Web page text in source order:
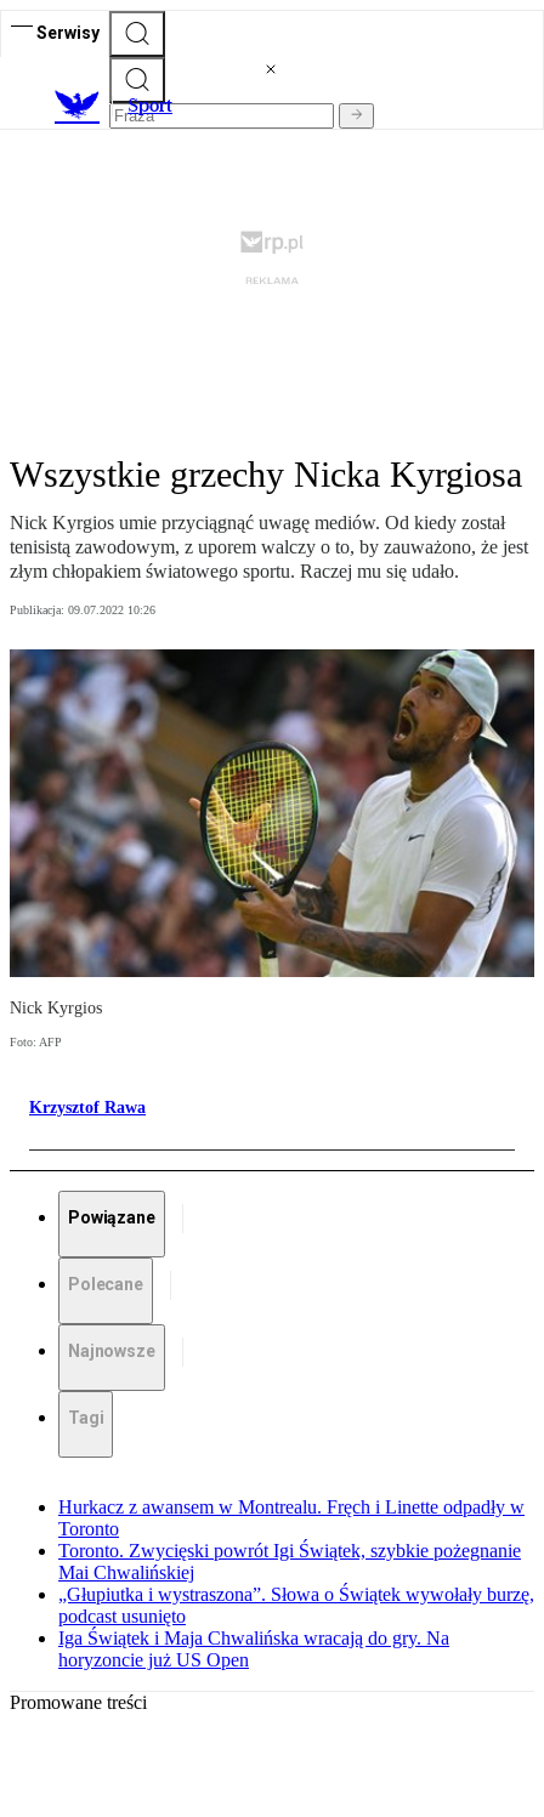
Serwisy
Sport
Wszystkie grzechy Nicka Kyrgiosa
Nick Kyrgios umie przyciągnąć uwagę mediów. Od kiedy został
tenisistą zawodowym, z uporem walczy o to, by zauważono, że jest
złym chłopakiem światowego sportu. Raczej mu się udało.
Publikacja: 09.07.2022 10:26
Nick Kyrgios
Foto: AFP
Krzysztof Rawa
Powiązane
Polecane
Najnowsze
Tagi
Hurkacz z awansem w Montrealu. Fręch i Linette odpadły w
Toronto
Toronto. Zwycięski powrót Igi Świątek, szybkie pożegnanie
Mai Chwalińskiej
„Głupiutka i wystraszona”. Słowa o Świątek wywołały burzę,
podcast usunięto
Iga Świątek i Maja Chwalińska wracają do gry. Na
horyzoncie już US Open
Promowane treści